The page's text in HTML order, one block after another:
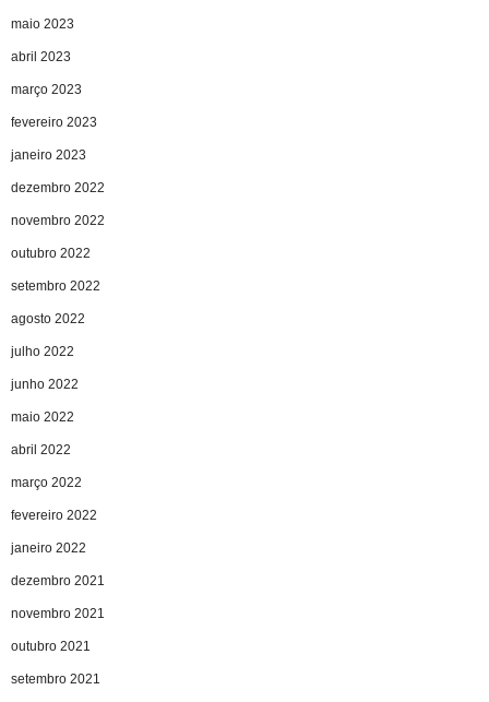
maio 2023
abril 2023
março 2023
fevereiro 2023
janeiro 2023
dezembro 2022
novembro 2022
outubro 2022
setembro 2022
agosto 2022
julho 2022
junho 2022
maio 2022
abril 2022
março 2022
fevereiro 2022
janeiro 2022
dezembro 2021
novembro 2021
outubro 2021
setembro 2021